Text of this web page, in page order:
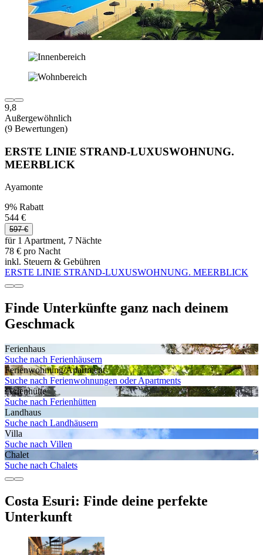
9,8
Außergewöhnlich
(9 Bewertungen)
ERSTE LINIE STRAND-LUXUSWOHNUNG.
MEERBLICK
Ayamonte
9% Rabatt
544 €
597 €
für 1 Apartment, 7 Nächte
78 € pro Nacht
inkl. Steuern & Gebühren
ERSTE LINIE STRAND-LUXUSWOHNUNG. MEERBLICK
Finde Unterkünfte ganz nach deinem
Geschmack
Ferienhaus
Suche nach Ferienhäusern
Ferienwohnung/Apartment
Suche nach Ferienwohnungen oder Apartments
Ferienhütte
Suche nach Ferienhütten
Landhaus
Suche nach Landhäusern
Villa
Suche nach Villen
Chalet
Suche nach Chalets
Costa Esuri: Finde deine perfekte
Unterkunft